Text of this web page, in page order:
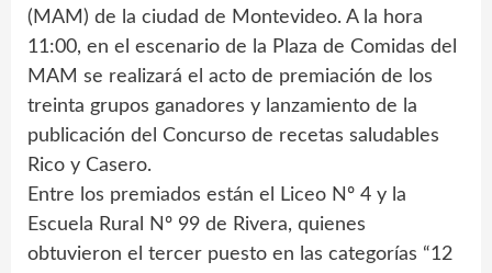
(MAM) de la ciudad de Montevideo. A la hora
11:00, en el escenario de la Plaza de Comidas del
MAM se realizará el acto de premiación de los
treinta grupos ganadores y lanzamiento de la
publicación del Concurso de recetas saludables
Rico y Casero.
Entre los premiados están el Liceo Nº 4 y la
Escuela Rural Nº 99 de Rivera, quienes
obtuvieron el tercer puesto en las categorías “12